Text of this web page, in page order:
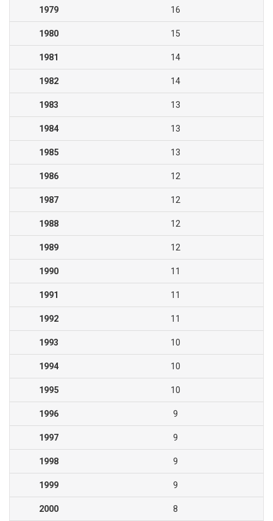
1979 16
1980 15
1981 14
1982 14
1983 13
1984 13
1985 13
1986 12
1987 12
1988 12
1989 12
1990 11
1991 11
1992 11
1993 10
1994 10
1995 10
1996 9
1997 9
1998 9
1999 9
2000 8